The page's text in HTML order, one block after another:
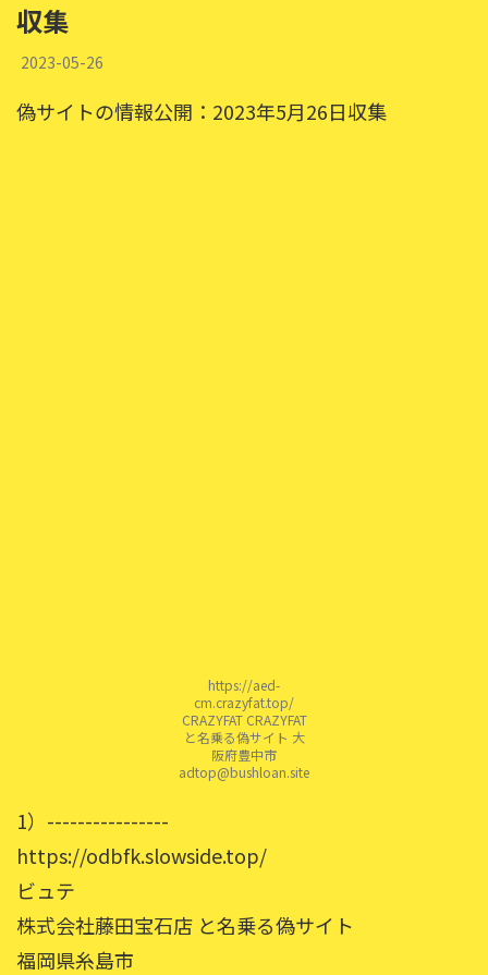
収集
2023-05-26
偽サイトの情報公開：2023年5月26日収集
https://aed-
cm.crazyfat.top/
CRAZYFAT CRAZYFAT
と名乗る偽サイト 大
阪府豊中市
adtop@bushloan.site
1）----------------
https://odbfk.slowside.top/
ビュテ
株式会社藤田宝石店 と名乗る偽サイト
福岡県糸島市